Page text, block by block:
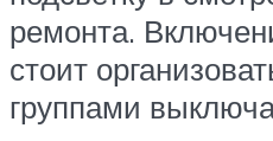
ремонта.
стоит
группами